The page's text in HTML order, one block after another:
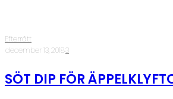
Efterrätt
·december 13, 2018·3
SÖT DIP FÖR